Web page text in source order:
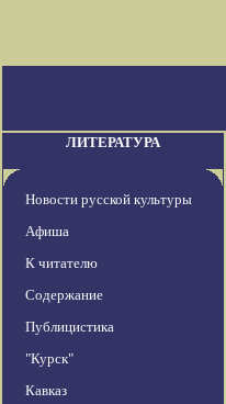
ЛИТЕРАТУРА
Новости русской культуры
Афиша
К читателю
Содержание
Публицистика
"Курск"
Кавказ